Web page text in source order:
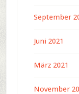
September
Juni 2021
März 2021
November